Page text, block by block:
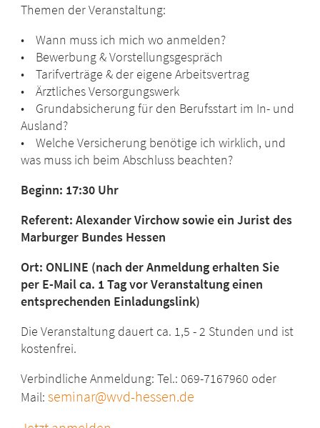
Themen der Veranstaltung:
• Wann muss ich mich wo anmelden?
• Bewerbung & Vorstellungsgespräch
• Tarifverträge & der eigene Arbeitsvertrag
• Ärztliches Versorgungswerk
• Grundabsicherung für den Berufsstart im In- und
Ausland?
• Welche Versicherung benötige ich wirklich, und
was muss ich beim Abschluss beachten?
Beginn: 17:30 Uhr
Referent: Alexander Virchow sowie ein Jurist des
Marburger Bundes Hessen
Ort: ONLINE (nach der Anmeldung erhalten Sie
per E-Mail ca. 1 Tag vor Veranstaltung einen
entsprechenden Einladungslink)
Die Veranstaltung dauert ca. 1,5 - 2 Stunden und ist
kostenfrei.
Verbindliche Anmeldung: Tel.: 069-7167960 oder
Mail:seminar@wvd-hessen.de